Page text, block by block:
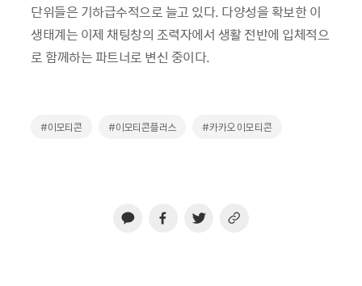
단위들은 기하급수적으로 늘고 있다. 다양성을 확보한 이
생태계는 이제 채팅창의 조력자에서 생활 전반에 입체적으
로 함께하는 파트너로 변신 중이다.
#이모티콘 #이모티콘플러스 #카카오 이모티콘